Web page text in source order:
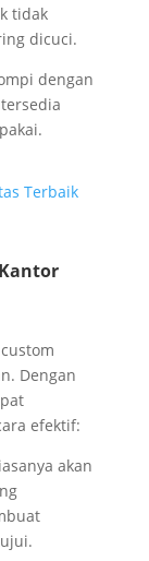
tidak
dicuci.
dengan
Terbaik
Dengan
efektif:
akan